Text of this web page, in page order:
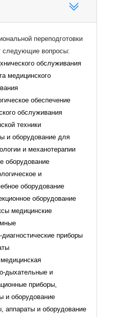
переподготовки
следующие вопросы:
обслуживания
медицинского
обеспечение
обслуживания
техники
и оборудование для
и механотерапии
оборудование
и
оборудование
оборудование
медицинские
диагностические приборы
дыхательные и
приборы,
и оборудование
аппараты и оборудование